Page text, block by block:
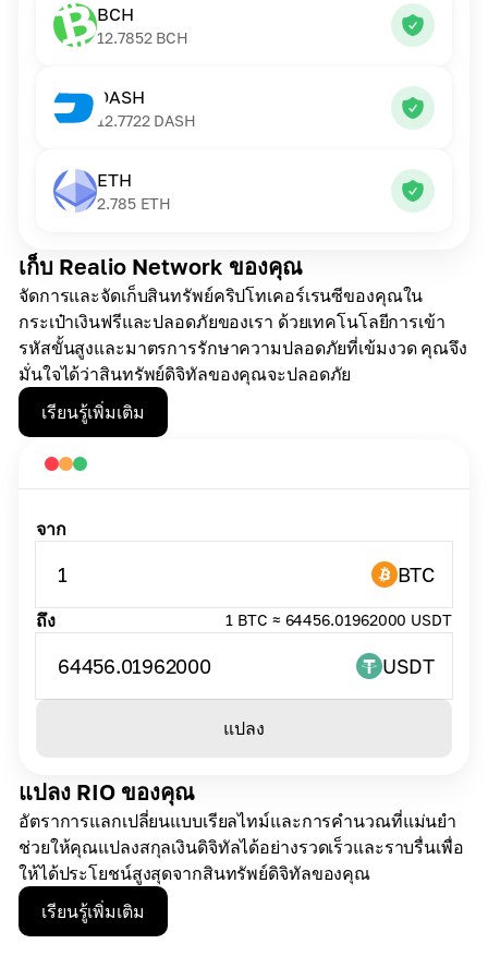
เก็บ Realio Network ของคุณ
จัดการและจัดเก็บสินทรัพย์คริปโทเคอร์เรนซีของคุณใน
กระเป๋าเงินฟรีและปลอดภัยของเรา ด้วยเทคโนโลยีการเข้า
รหัสขั้นสูงและมาตรการรักษาความปลอดภัยที่เข้มงวด คุณจึง
มั่นใจได้ว่าสินทรัพย์ดิจิทัลของคุณจะปลอดภัย
เรียนรู้เพิ่มเติม
BCH
12.7852 BCH
DASH
12.7722 DASH
ETH
2.785 ETH
แปลง RIO ของคุณ
อัตราการแลกเปลี่ยนแบบเรียลไทม์และการคำนวณที่แม่นยำ
ช่วยให้คุณแปลงสกุลเงินดิจิทัลได้อย่างรวดเร็วและราบรื่นเพื่อ
ให้ได้ประโยชน์สูงสุดจากสินทรัพย์ดิจิทัลของคุณ
เรียนรู้เพิ่มเติม
จาก
1 BTC
ถึง 1 BTC ≈ 64456.01962000 USDT
64456.01962000 USDT
แปลง